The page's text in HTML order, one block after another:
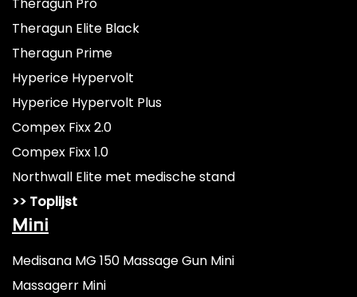
Theragun Elite Black
Theragun Prime
Hyperice Hypervolt
Hyperice Hypervolt Plus
Compex Fixx 2.0
Compex Fixx 1.0
Northwall Elite met medische stand
>> Toplijst
Mini
Medisana MG 150 Massage Gun Mini
Massagerr Mini